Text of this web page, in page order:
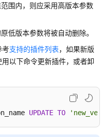
围内，则应采用高版本参数
低版本参数将被自动删除。
考支持的插件列表，如果新版
以下命令更新插件，或者卸
UPDATE TO